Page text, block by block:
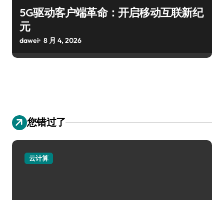
5G驱动客户端革命：开启移动互联新纪
元
dawei 8 月 4, 2026
您错过了
云计算